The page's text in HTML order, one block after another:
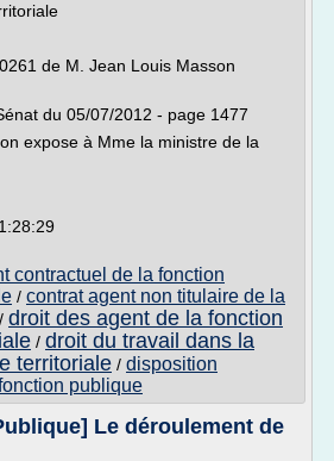
de M. Jean Louis Masson
du 05/07/2012 - page 1477
expose à Mme la ministre de la
contractuel de la fonction
/ contrat agent non titulaire de la
/ droit des agent de la fonction
/ droit du travail dans la
territoriale / disposition
publique
Le déroulement de